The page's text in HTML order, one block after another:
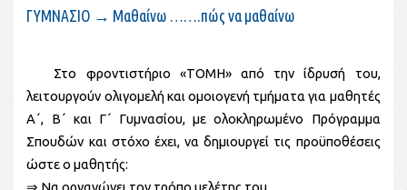
ΓΥΜΝΑΣΙΟ → Μαθαίνω …….πώς να μαθαίνω
Στο φροντιστήριο «ΤΟΜΗ» από την ίδρυσή του,
λειτουργούν ολιγομελή και ομοιογενή τμήματα για μαθητές
Α΄, Β΄ και Γ΄ Γυμνασίου, με ολοκληρωμένο Πρόγραμμα
Σπουδών και στόχο έχει, να δημιουργεί τις προϋποθέσεις
ώστε ο μαθητής: